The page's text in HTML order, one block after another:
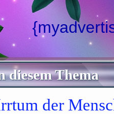
diesem Thema
der